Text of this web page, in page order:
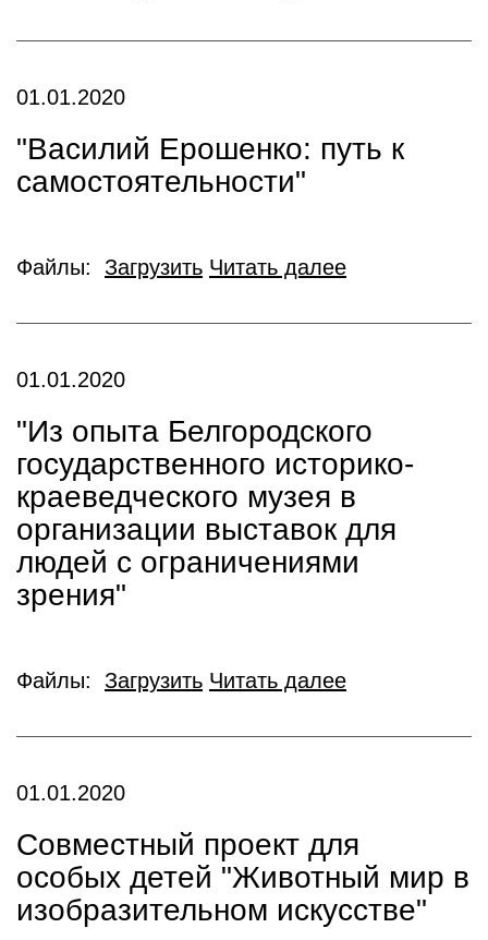
01.01.2020
"Василий Ерошенко: путь к
самостоятельности"
Файлы: Загрузить Читать далее
01.01.2020
"Из опыта Белгородского
государственного историко-
краеведческого музея в
организации выставок для
людей с ограничениями
зрения"
Файлы: Загрузить Читать далее
01.01.2020
Совместный проект для
особых детей "Животный мир в
изобразительном искусстве"